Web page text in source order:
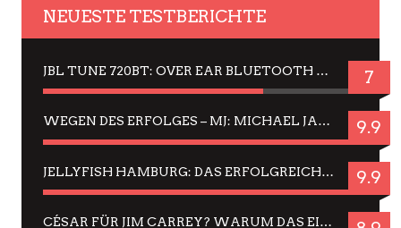
NEUESTE TESTBERICHTE
JBL TUNE 720BT: OVER EAR BLUETOOTH KOPFHÖRER UM DIE 50,-€ IM DAUER-TEST 7
WEGEN DES ERFOLGES – MJ: MICHAEL JACKSON MUSICAL IN EINER MATINEE SEHEN 9.9
JELLYFISH HAMBURG: DAS ERFOLGREICHE SOMMER-MENÜ 2025 IN GEFÜHLEN UND BILDERN 9.9
CÉSAR FÜR JIM CARREY? WARUM DAS EINER DER NERVIGSTEN ACTORS IST UND BLEIBT